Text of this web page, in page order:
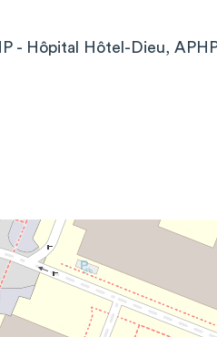
- Hôpital Hôtel-Dieu,